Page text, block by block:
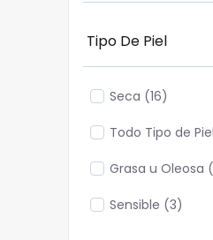
Tipo De Piel
Seca (16)
Todo Tipo de Piel
Grasa u Oleosa
Sensible (3)